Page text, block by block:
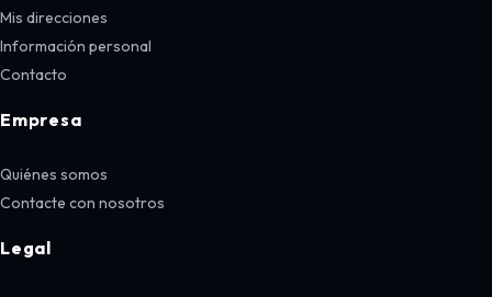
Mis direcciones
Información personal
Contacto
Empresa
Quiénes somos
Contacte con nosotros
Legal